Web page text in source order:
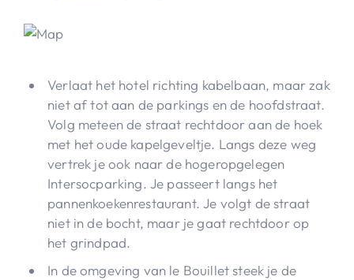
Verlaat het hotel richting kabelbaan, maar zak
niet af tot aan de parkings en de hoofdstraat.
Volg meteen de straat rechtdoor aan de hoek
met het oude kapelgeveltje. Langs deze weg
vertrek je ook naar de hogeropgelegen
Intersocparking. Je passeert langs het
pannenkoekenrestaurant. Je volgt de straat
niet in de bocht, maar je gaat rechtdoor op
het grindpad.
In de omgeving van le Bouillet steek je de